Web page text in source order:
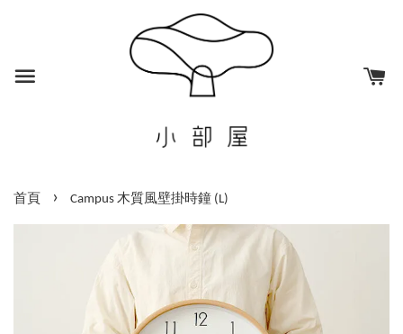
首頁 › Campus 木質風壁掛時鐘 (L)